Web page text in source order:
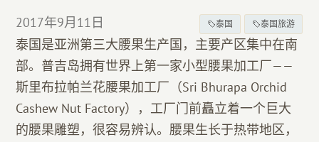
优点
合作伙伴
Благотворительность
2017年9月11日 泰国 泰国旅游
泰国是亚洲第三大腰果生产国，主要产区集中在南
部。普吉岛拥有世界上第一家小型腰果加工厂——
斯里布拉帕兰花腰果加工厂（Sri Bhurapa Orchid
Cashew Nut Factory），工厂门前矗立着一个巨大
的腰果雕塑，很容易辨认。腰果生长于热带地区，